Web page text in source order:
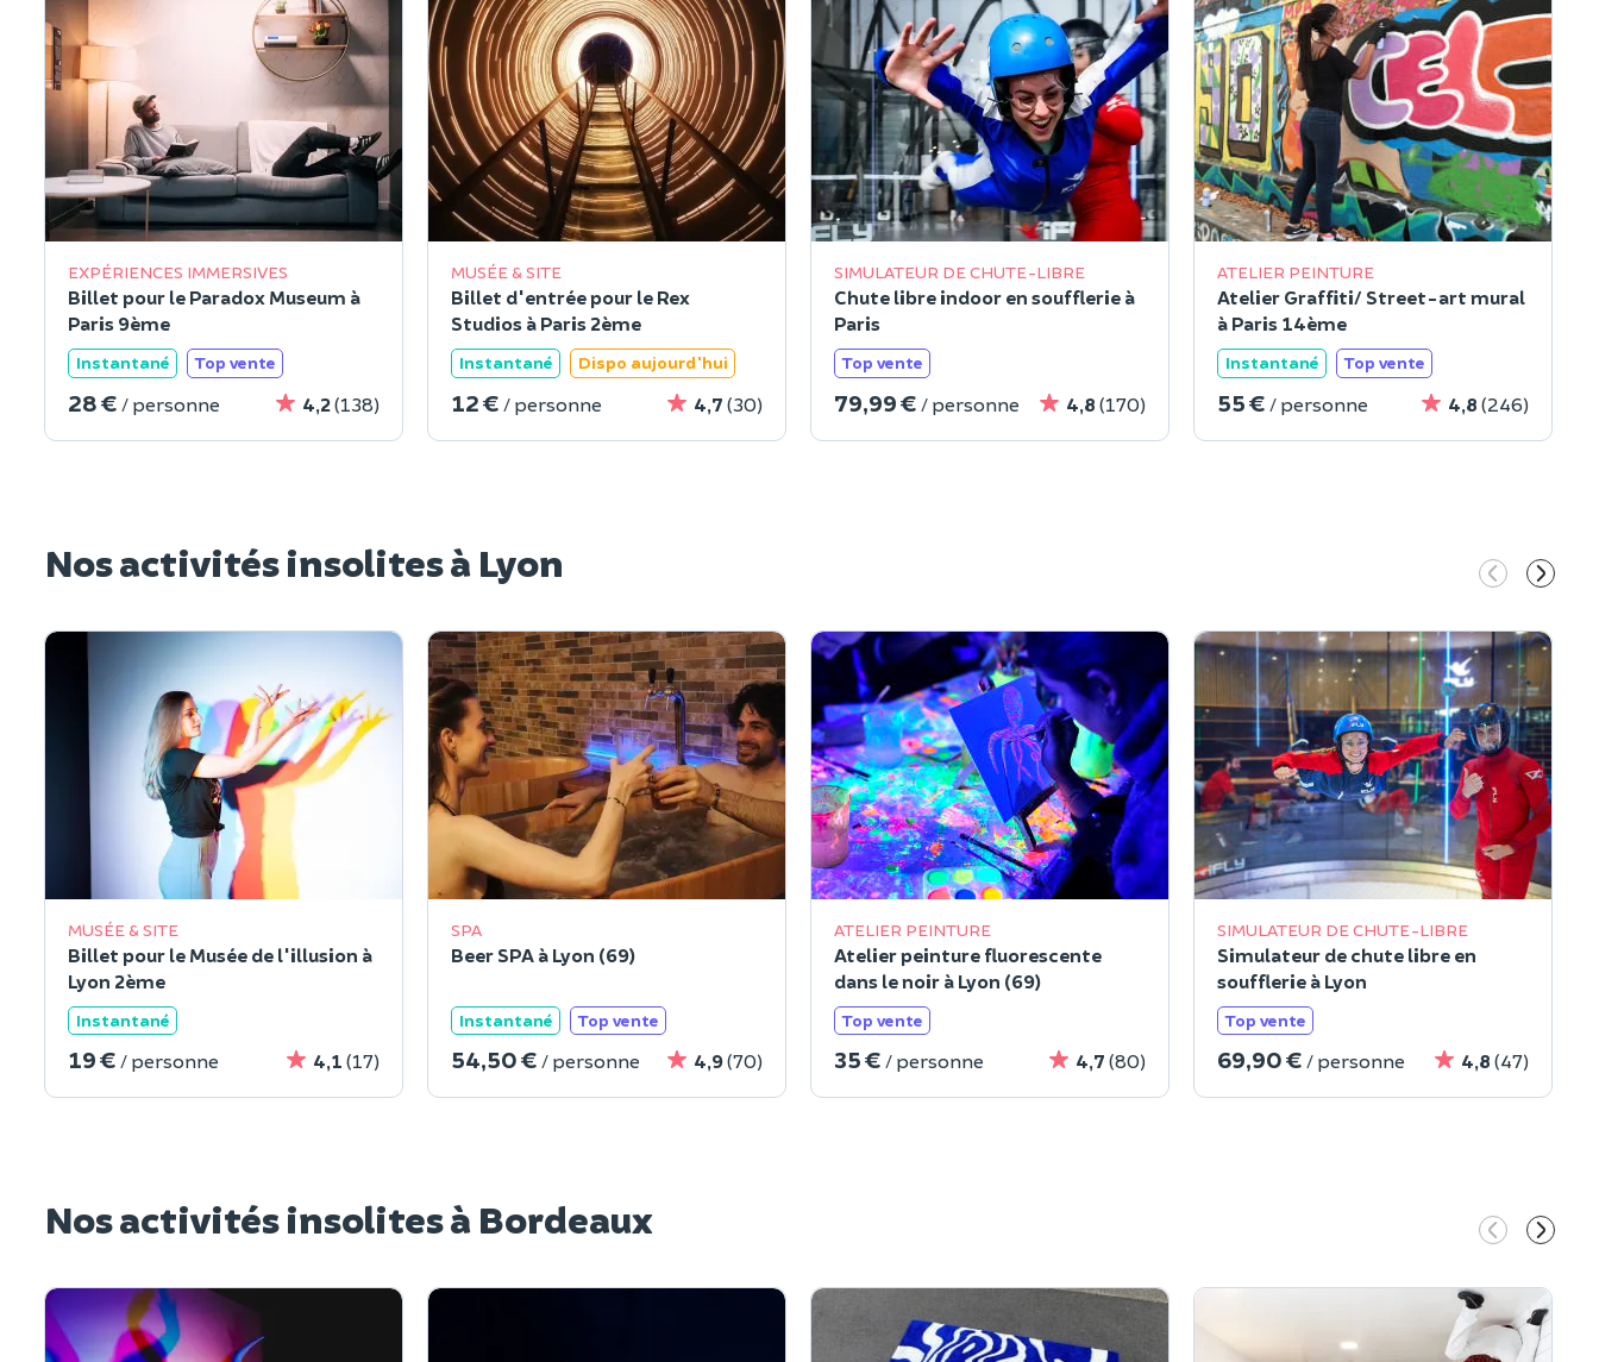
EXPÉRIENCES IMMERSIVES
Billet pour le Paradox Museum à
Paris 9ème
Instantané Top vente
28 € / personne 4,2(138)
MUSÉE & SITE
Billet d'entrée pour le Rex
Studios à Paris 2ème
Instantané Dispo aujourd'hui
12 € / personne 4,7 (30)
SIMULATEUR DE CHUTE-LIBRE
Chute libre indoor en soufflerie à
Paris
Top vente
79,99 € / personne 4,8 (170)
ATELIER PEINTURE
Atelier Graffiti/ Street-art mural
à Paris 14ème
Instantané Top vente
55 € / personne 4,8 (246)
Nos activités insolites à Lyon
MUSÉE & SITE
Billet pour le Musée de l'illusion à
Lyon 2ème
Instantané
19 € / personne 4,1 (17)
SPA
Beer SPA à Lyon (69)
Instantané Top vente
54,50 € / personne 4,9(70)
ATELIER PEINTURE
Atelier peinture fluorescente
dans le noir à Lyon (69)
Top vente
35 € / personne 4,7 (80)
SIMULATEUR DE CHUTE-LIBRE
Simulateur de chute libre en
soufflerie à Lyon
Top vente
69,90 € / personne 4,8 (47)
Nos activités insolites à Bordeaux